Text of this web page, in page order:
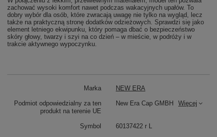
zachować wysoki komfort nawet podczas wakacyjnych upałów. To
dobry wybór dla osób, które zwracają uwagę nie tylko na wygląd, lecz
także na praktyczną stronę dodatków odzieżowych. Sprawdzi się jako
element letniego ekwipunku, który pomaga dbać o bezpieczeństwo
skóry głowy, twarzy i szyi na co dzień – w mieście, w podróży i w
trakcie aktywnego wypoczynku.
Marka NEW ERA
Podmiot odpowiedzialny za ten
produkt na terenie UE
New Era Cap GMBH Więcej
Symbol 60137422 r L